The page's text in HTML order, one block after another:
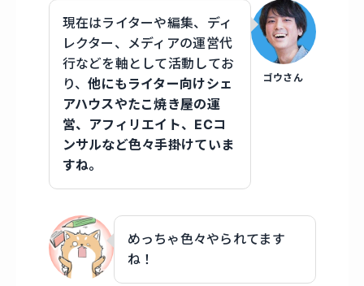
ゴウさん
現在はライターや編集、ディ
レクター、メディアの運営代
行などを軸として活動してお
り、他にもライター向けシェ
アハウスやたこ焼き屋の運
営、アフィリエイト、ECコ
ンサルなど色々手掛けていま
すね。
めっちゃ色々やられてます
ね！